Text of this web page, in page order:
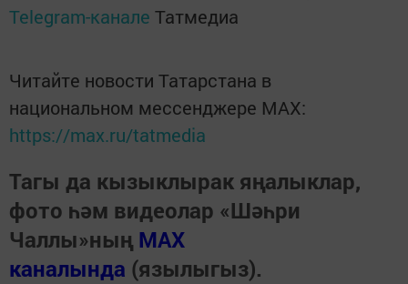
Telegram-канале Татмедиа
Читайте новости Татарстана в
национальном мессенджере MАХ:
https://max.ru/tatmedia
Тагы да кызыклырак яңалыклар,
фото һәм видеолар «Шәһри
Чаллы»ның MAX
каналында (язылыгыз).